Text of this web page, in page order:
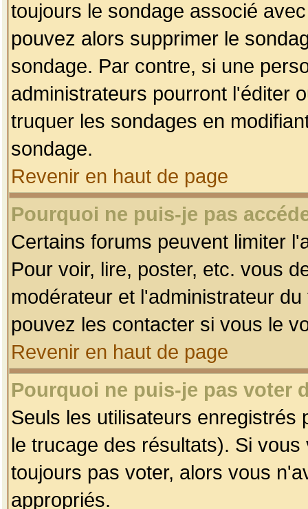
toujours le sondage associé
pouvez alors supprimer le
sondage. Par contre, si une
administrateurs pourront l'éditer
truquer les sondages en
sondage.
Revenir en haut de page
Pourquoi ne puis-je pas
Certains forums peuvent limiter
Pour voir, lire, poster, etc. vous
modérateur et l'administrateur
pouvez les contacter si vous le
Revenir en haut de page
Pourquoi ne puis-je pas voter
Seuls les utilisateurs enregistrés
le trucage des résultats). Si
toujours pas voter, alors vous
appropriés.